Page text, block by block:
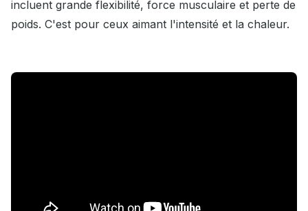
incluent grande flexibilité, force musculaire et perte de
poids. C'est pour ceux aimant l'intensité et la chaleur.